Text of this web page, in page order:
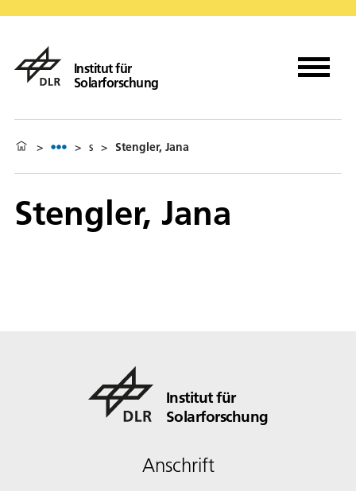
Institut für
Solarforschung
> > s > Stengler, Jana
Stengler, Jana
Institut für
Solarforschung
Anschrift